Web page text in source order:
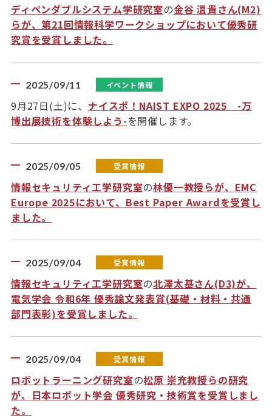
ディペンダブルシステム学研究室の金谷 温貴さん(M2)
らが、第21回情報科学ワークショップにおいて優秀研
究賞を受賞しました。
2025/09/11 イベント情報
9月27日(土)に、 ナイスポ！NAIST EXPO 2025 -万
博出展技術を体験しよう-を開催します。
2025/09/05 受賞情報
情報セキュリティ工学研究室の林優一教授らが、EMC
Europe 2025において、Best Paper Awardを受賞し
ました。
2025/09/04 受賞情報
情報セキュリティ工学研究室の北澤太基さん(D3)が、
電気学会 令和6年 優秀論文発表賞(基礎・材料・共通
部門表彰)を受賞しました。
2025/09/04 受賞情報
ロボットラーニング研究室の松原 崇充教授らの研究
が、日本ロボット学会 優秀研究・技術賞を受賞しまし
た。